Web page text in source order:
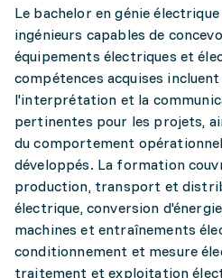
Le bachelor en génie
ingénieurs capables de
équipements électriques et
compétences acquises
l'interprétation et la
pertinentes pour les projets,
du comportement
développés. La formation
production, transport et
électrique, conversion
machines et entraînements
conditionnement et mesure
traitement et exploitation